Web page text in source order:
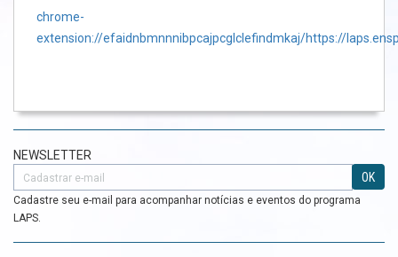
chrome-
extension://efaidnbmnnnibpcajpcglclefindmkaj/https://
NEWSLETTER
OK
Cadastre seu e-mail para acompanhar notícias e eventos do programa
LAPS.